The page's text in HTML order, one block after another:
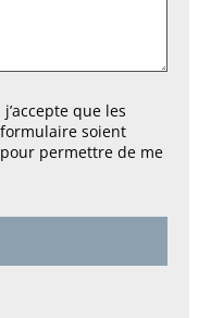
que les
soient
permettre de me